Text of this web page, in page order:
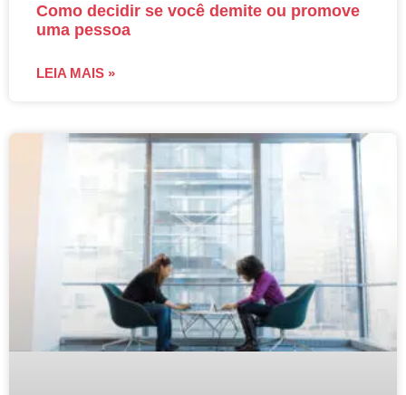
Como decidir se você demite ou promove
uma pessoa
LEIA MAIS »